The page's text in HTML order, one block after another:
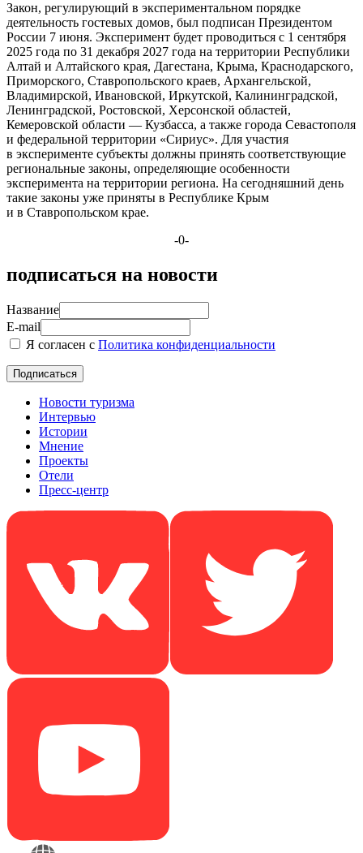
Закон, регулирующий в экспериментальном порядке
деятельность гостевых домов, был подписан Президентом
России 7 июня. Эксперимент будет проводиться с 1 сентября
2025 года по 31 декабря 2027 года на территории Республики
Алтай и Алтайского края, Дагестана, Крыма, Краснодарского,
Приморского, Ставропольского краев, Архангельской,
Владимирской, Ивановской, Иркутской, Калининградской,
Ленинградской, Ростовской, Херсонской областей,
Кемеровской области — Кузбасса, а также города Севастополя
и федеральной территории «Сириус». Для участия
в эксперименте субъекты должны принять соответствующие
региональные законы, определяющие особенности
эксперимента на территории региона. На сегодняшний день
такие законы уже приняты в Республике Крым
и в Ставропольском крае.
-0-
подписаться на новости
Название
E-mail
Я согласен с Политика конфиденциальности
Новости туризма
Интервью
Истории
Мнение
Проекты
Отели
Пресс-центр